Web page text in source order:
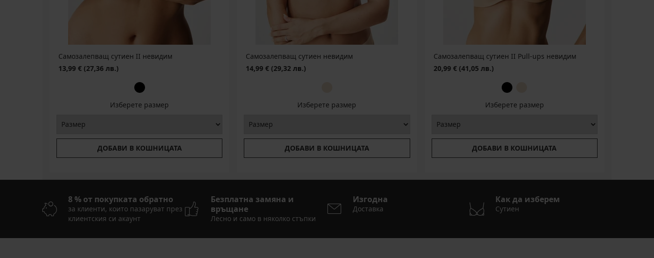
BRA20
Самозалепващ сутиен II невидим
13,99 € (27,36 лв.)
Изберете размер
ДОБАВИ В КОШНИЦАТА
Самозалепващ сутиен невидим
14,99 € (29,32 лв.)
Изберете размер
ДОБАВИ В КОШНИЦАТА
Самозалепващ сутиен II Pull-ups невидим
20,99 € (41,05 лв.)
Изберете размер
ДОБАВИ В КОШНИЦАТА
8 % от покупката обратно
за клиенти, които пазаруват през
клиентския си акаунт
Безплатна замяна и
връщане
Лесно и само в няколко стъпки
Изгодна
Доставка
Как да изберем
Сутиен